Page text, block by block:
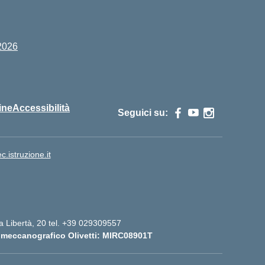
Accessibilità Seguici su:
Libertà, 20 tel. +39 029309557
Olivetti: MIRC08901T